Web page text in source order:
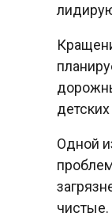
Одной
чистые.